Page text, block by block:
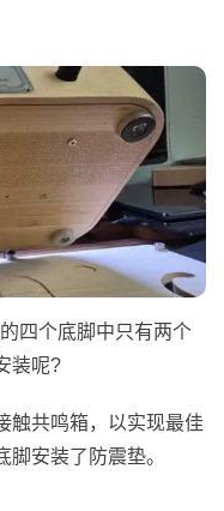
四个底脚中只有两个
装呢?
触共鸣箱，以实现最佳
安装了防震垫。